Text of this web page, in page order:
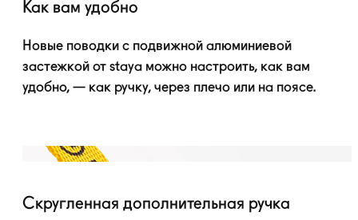
Как вам удобно
Новые поводки с подвижной алюминиевой
застежкой от staya можно настроить, как вам
удобно, — как ручку, через плечо или на поясе.
Скругленная дополнительная ручка